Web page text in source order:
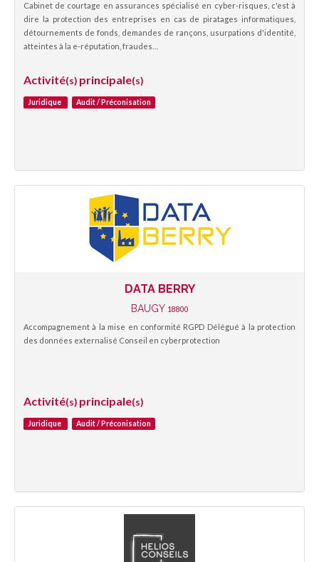
Cabinet de courtage en assurances spécialisé en cyber-risques, c'est à
dire la protection des entreprises en cas de piratages informatiques,
détournements de fonds, demandes de rançons, usurpations d'identité,
atteintes à la e-réputation, fraudes…
Activité(s) principale(s)
Juridique Audit / Préconisation
DATA BERRY
BAUGY 18800
Accompagnement à la mise en conformité RGPD Délégué à la protection
des données externalisé Conseil en cyberprotection
Activité(s) principale(s)
Juridique Audit / Préconisation